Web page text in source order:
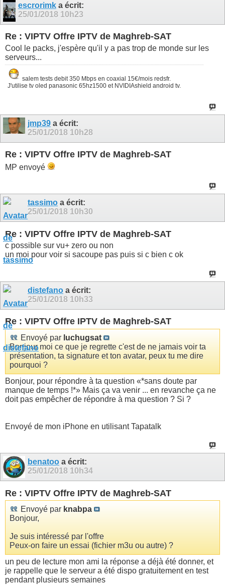
escrorimka écrit:
25/01/2018 10h23
Re : VIPTV Offre IPTV de Maghreb-SAT
Cool le packs, j'espère qu'il y a pas trop de monde sur les
serveurs...
salem tests debit 350 Mbps en coaxial 15€/mois redsfr.
J'utilise tv oled panasonic 65hz1500 et NVIDIAshield android tv.
jmp39 a écrit:
25/01/2018 10h28
Re : VIPTV Offre IPTV de Maghreb-SAT
MP envoyé
tassimo a écrit:
25/01/2018 10h30
Re : VIPTV Offre IPTV de Maghreb-SAT
c possible sur vu+ zero ou non
un moi pour voir si sacoupe pas puis si c bien c ok
distefano a écrit:
25/01/2018 10h33
Re : VIPTV Offre IPTV de Maghreb-SAT
Envoyé par luchugsat
Bonjour moi ce que je regrette c'est de ne jamais voir ta
présentation, ta signature et ton avatar, peux tu me dire
pourquoi ?
Bonjour, pour répondre à ta question «*sans doute par
manque de temps !*» Mais ça va venir ... en revanche ça ne
doit pas empêcher de répondre à ma question ? Si ?
Envoyé de mon iPhone en utilisant Tapatalk
benatoo a écrit:
25/01/2018 10h34
Re : VIPTV Offre IPTV de Maghreb-SAT
Envoyé par knabpa
Bonjour,
Je suis intéressé par l'offre
Peux-on faire un essai (fichier m3u ou autre) ?
un peu de lecture mon ami la réponse a déjà été donner, et
je rappelle que le serveur a été dispo gratuitement en test
pendant plusieurs semaines